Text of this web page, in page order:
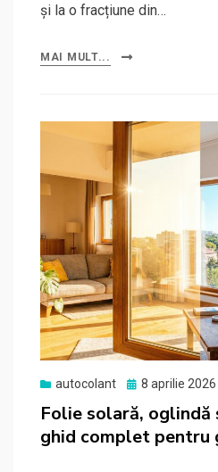
și la o fracțiune din…
MAI MULT...
autocolant
Posted
on
8 aprilie 2026
Folie solară, oglindă
ghid complet pentru